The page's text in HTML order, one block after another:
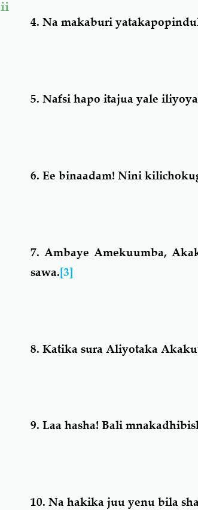
4.Na makaburi
5.Nafsi hapo itajua yale
6.Ee binaadam! Nini
7.Ambaye Amekuumba,
sawa.[3]
8.Katika sura Aliyotaka
9. Laa hasha! Bali
10.Na hakika juu yenu bila